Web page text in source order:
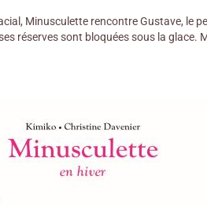
Minusculette rencontre Gustave, le
réserves sont bloquées sous la